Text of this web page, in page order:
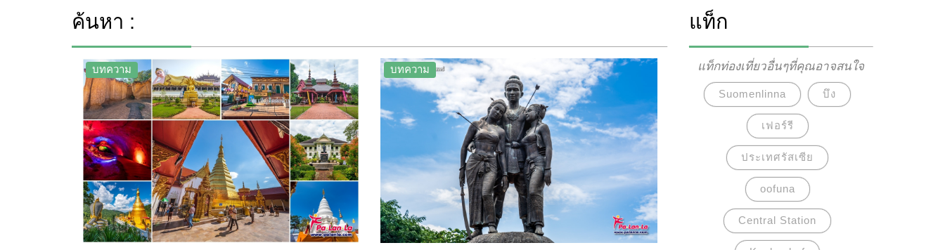
ค้นหา :
บทความ บทความ
แท็ก
แท็กท่องเที่ยวอื่นๆที่คุณอาจสนใจ
Suomenlinna บึง
เฟอร์รี
ประเทศรัสเซีย
oofuna
Central Station